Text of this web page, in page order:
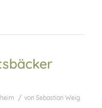
/ von Sebastian Weig